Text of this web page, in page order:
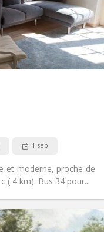
1 sep
et moderne, proche de
( 4 km). Bus 34 pour...
Inrichting
Badkamer:
Keuken:
Oppervlakte:
16 m
2
Private kamers:
1
Informatie